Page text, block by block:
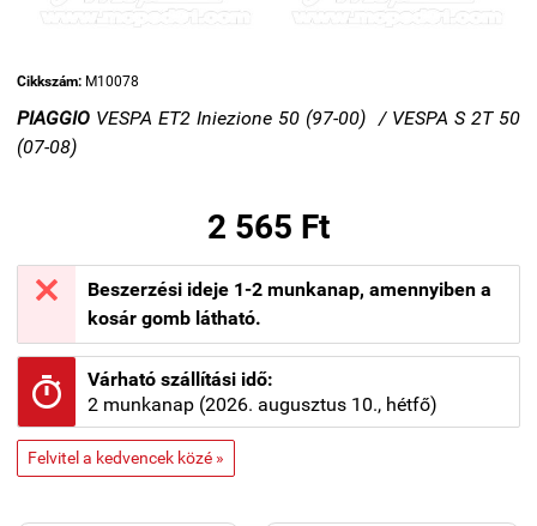
Cikkszám: M10078
PIAGGIO VESPA ET2 Iniezione 50 (97-00) / VESPA S 2T 50
(07-08)
2 565 Ft

Beszerzési ideje 1-2 munkanap, amennyiben a
kosár gomb látható.

Várható szállítási idő:
2 munkanap (2026. augusztus 10., hétfő)
Felvitel a kedvencek közé »